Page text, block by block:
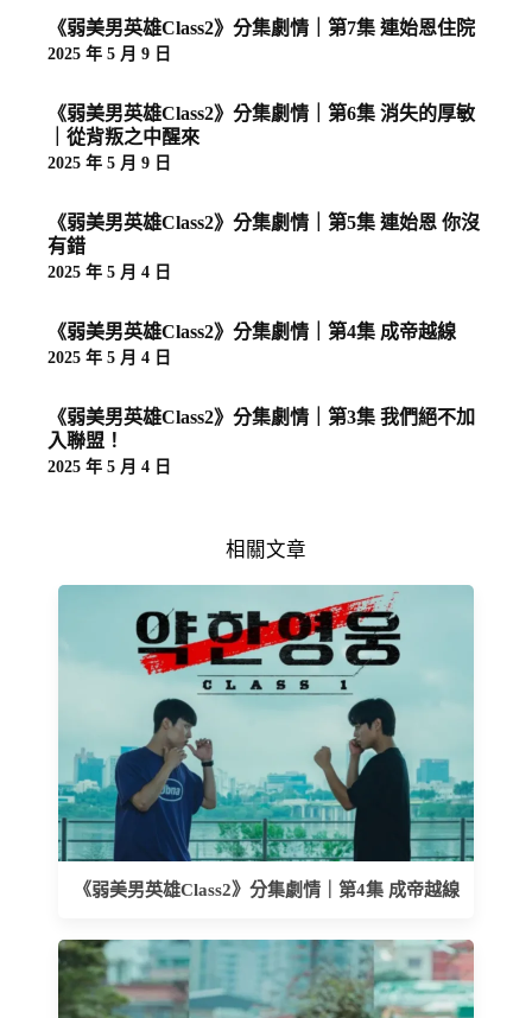
《弱美男英雄Class2》分集劇情｜第7集 連始恩住院
2025 年 5 月 9 日
《弱美男英雄Class2》分集劇情｜第6集 消失的厚敏
｜從背叛之中醒來
2025 年 5 月 9 日
《弱美男英雄Class2》分集劇情｜第5集 連始恩 你沒
有錯
2025 年 5 月 4 日
《弱美男英雄Class2》分集劇情｜第4集 成帝越線
2025 年 5 月 4 日
《弱美男英雄Class2》分集劇情｜第3集 我們絕不加
入聯盟！
2025 年 5 月 4 日
相關文章
《弱美男英雄Class2》分集劇情｜第4集 成帝越線